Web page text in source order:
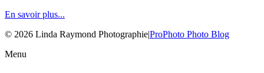
En savoir plus...
© 2026 Linda Raymond Photographie|ProPhoto Photo Blog
Menu